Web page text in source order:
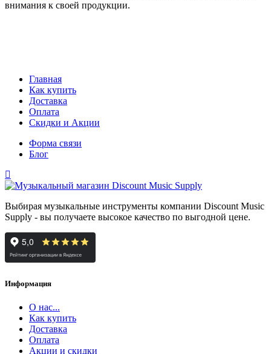
внимания к своей продукции.
Главная
Как купить
Доставка
Оплата
Скидки и Акции
Форма связи
Блог
Выбирая музыкальные инструменты компании Discount Music
Supply - вы получаете высокое качество по выгодной цене.
Информация
О нас...
Как купить
Доставка
Оплата
Акции и скидки